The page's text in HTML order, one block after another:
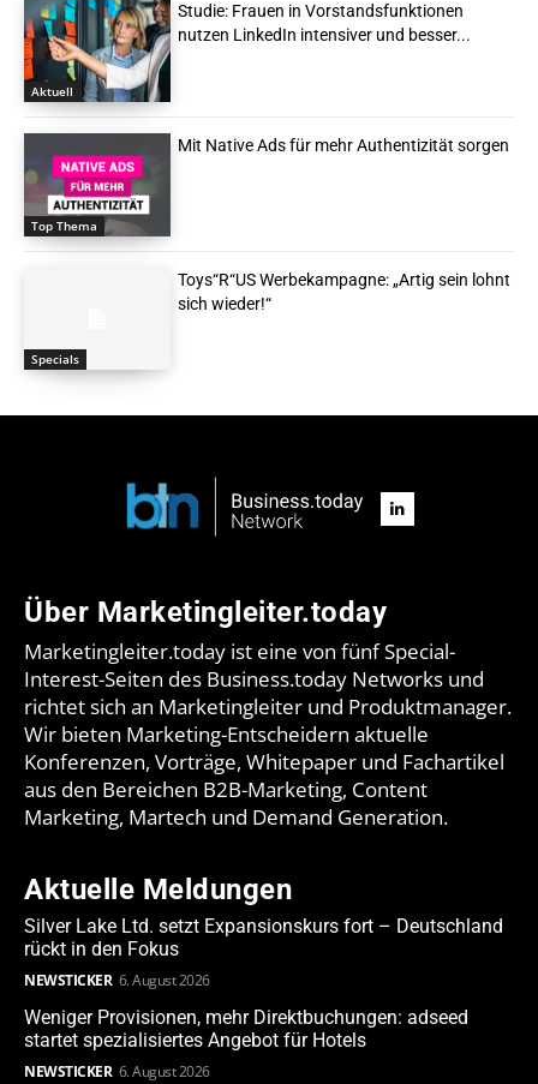
Aktuell
Studie: Frauen in Vorstandsfunktionen
nutzen LinkedIn intensiver und besser...
Top Thema
Mit Native Ads für mehr Authentizität sorgen
Specials
Toys“R“US Werbekampagne: „Artig sein lohnt
sich wieder!“
Über Marketingleiter.today
Marketingleiter.today ist eine von fünf Special-
Interest-Seiten des Business.today Networks und
richtet sich an Marketingleiter und Produktmanager.
Wir bieten Marketing-Entscheidern aktuelle
Konferenzen, Vorträge, Whitepaper und Fachartikel
aus den Bereichen B2B-Marketing, Content
Marketing, Martech und Demand Generation.
Aktuelle Meldungen
Silver Lake Ltd. setzt Expansionskurs fort – Deutschland
rückt in den Fokus
NEWSTICKER 6. August 2026
Weniger Provisionen, mehr Direktbuchungen: adseed
startet spezialisiertes Angebot für Hotels
NEWSTICKER 6. August 2026